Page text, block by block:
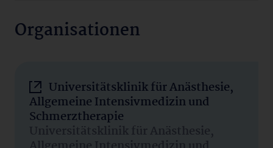
Organisationen
Universitätsklinik für Anästhesie,
Allgemeine Intensivmedizin und
Schmerztherapie
Universitätsklinik für Anästhesie,